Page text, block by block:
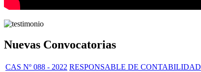
Nuevas Convocatorias
CAS Nº 088 - 2022 RESPONSABLE DE CONTABILIDAD